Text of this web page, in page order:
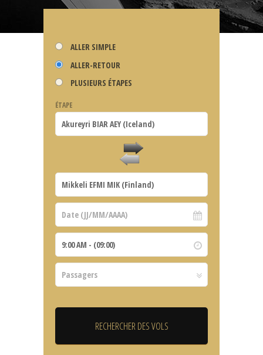
ALLER SIMPLE
ALLER-RETOUR
PLUSIEURS ÉTAPES
ÉTAPE